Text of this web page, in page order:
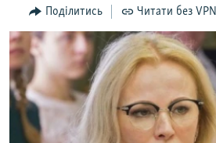
Перейти
до
пошуку
ПОГЛЯД
ІНТЕРВ'Ю
ВСЕ ЗА ДЕНЬ
СПЕЦПРОЕКТИ
ДЕПОРТАЦІЯ
ЯК ОБІЙТИ БЛОКУВАННЯ
Поділитись Читати без VPN